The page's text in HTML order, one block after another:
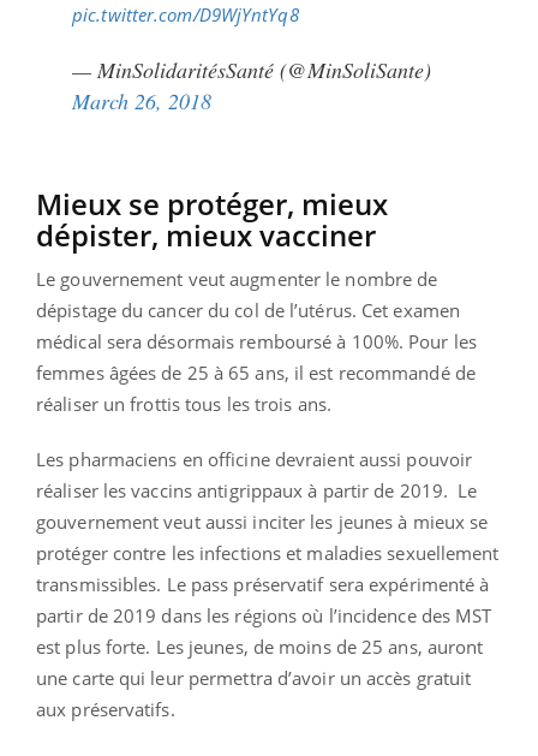
pic.twitter.com/D9WjYntYq8
— MinSolidaritésSanté (@MinSoliSante)
March 26, 2018
Mieux se protéger, mieux
dépister, mieux vacciner
Le gouvernement veut augmenter le nombre de
dépistage du cancer du col de l’utérus. Cet examen
médical sera désormais remboursé à 100%. Pour les
femmes âgées de 25 à 65 ans, il est recommandé de
réaliser un frottis tous les trois ans.
Les pharmaciens en officine devraient aussi pouvoir
réaliser les vaccins antigrippaux à partir de 2019. Le
gouvernement veut aussi inciter les jeunes à mieux se
protéger contre les infections et maladies sexuellement
transmissibles. Le pass préservatif sera expérimenté à
partir de 2019 dans les régions où l’incidence des MST
est plus forte. Les jeunes, de moins de 25 ans, auront
une carte qui leur permettra d’avoir un accès gratuit
aux préservatifs.